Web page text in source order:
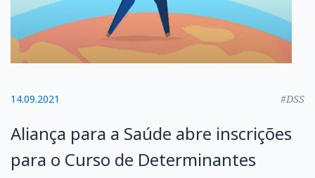
14.09.2021 #DSS
Aliança para a Saúde abre inscrições
para o Curso de Determinantes